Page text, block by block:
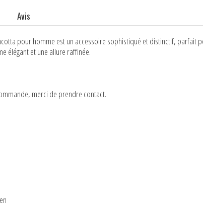
Avis
pour homme est un accessoire sophistiqué et distinctif, parfait
élégant et une allure raffinée.
merci de prendre contact.